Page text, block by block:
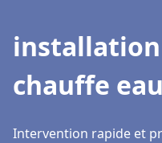
chauffe
Intervention rapide et